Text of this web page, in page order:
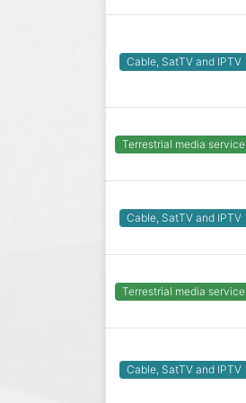
Cable, SatTV and IPTV
Terrestrial media service
Cable, SatTV and IPTV
Terrestrial media service
Cable, SatTV and IPTV